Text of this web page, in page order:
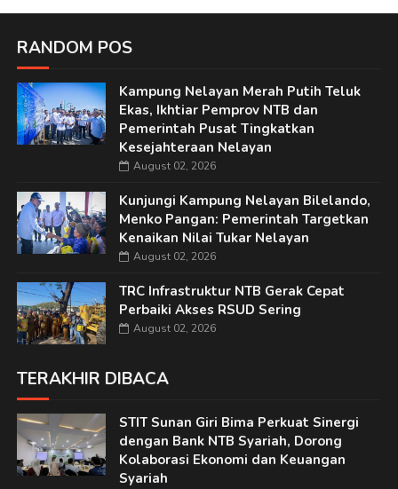
RANDOM POS
Kampung Nelayan Merah Putih Teluk
Ekas, Ikhtiar Pemprov NTB dan
Pemerintah Pusat Tingkatkan
Kesejahteraan Nelayan
August 02, 2026
Kunjungi Kampung Nelayan Bilelando,
Menko Pangan: Pemerintah Targetkan
Kenaikan Nilai Tukar Nelayan
August 02, 2026
TRC Infrastruktur NTB Gerak Cepat
Perbaiki Akses RSUD Sering
August 02, 2026
TERAKHIR DIBACA
STIT Sunan Giri Bima Perkuat Sinergi
dengan Bank NTB Syariah, Dorong
Kolaborasi Ekonomi dan Keuangan
Syariah